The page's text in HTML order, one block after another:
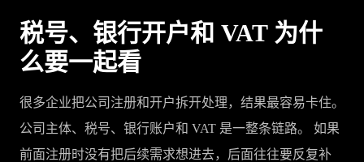
税号、银行开户和 VAT 为什
么要一起看
很多企业把公司注册和开户拆开处理，结果最容易卡住。
公司主体、税号、银行账户和 VAT 是一整条链路。 如果
前面注册时没有把后续需求想进去，后面往往要反复补